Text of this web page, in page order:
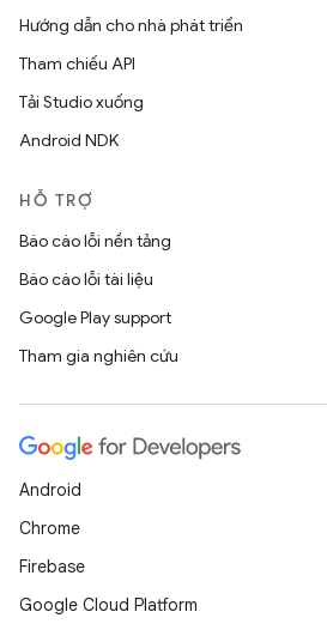
Hướng dẫn cho nhà phát triển
Tham chiếu API
Tải Studio xuống
Android NDK
HỖ TRỢ
Báo cáo lỗi nền tảng
Báo cáo lỗi tài liệu
Google Play support
Tham gia nghiên cứu
Android
Chrome
Firebase
Google Cloud Platform